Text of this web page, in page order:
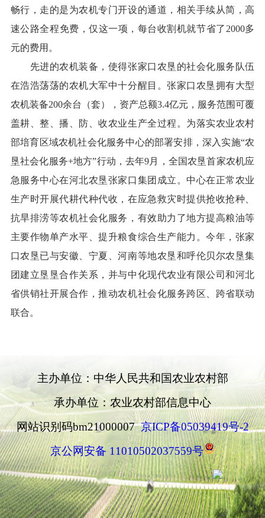
畅行，走的是为农机专门开设的通道，相关手续从简，高
速公路全程免费，仅这一项，每台收割机就节省了2000多
元的费用。
先进的农机装备，使得张家口农垦的社会化服务队伍
在浩浩荡荡的农机大军中十分醒目。张家口农垦拥有大型
农机装备200余台（套），资产总额3.4亿元，服务范围可覆
盖耕、整、播、防、收农业生产全过程。为落实农业农村
部培育区域农机社会化服务中心的部署安排，深入实施“农
垦社会化服务+地方”行动，去年9月，全国农垦首家农机应
急服务中心在河北农垦张家口集团成立。中心在正常农业
生产时开展代耕代种代收，在应急救灾时提供抢收抢种、
抗旱排涝等农机社会化服务，有效助力了地方提高粮油等
主要作物单产水平、提升粮食综合生产能力。今年，张家
口农垦已与安徽、宁夏、河南等地农垦和呼伦贝尔农垦集
团建立垦垦合作关系，并与中化现代农业有限公司和河北
省供销社开展合作，推动农机社会化服务跨区、跨省联动
联合。
主办单位：中华人民共和国农业农村部
承办单位：农业农村部信息中心
网站识别码bm21000007京ICP备05039419号-2
京公网安备 11010502037559号